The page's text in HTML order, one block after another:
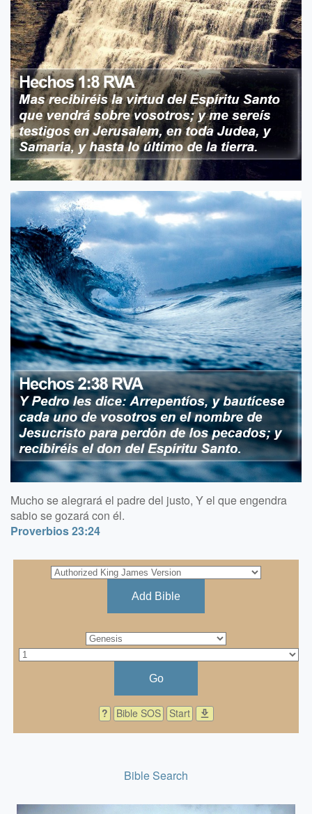
Mucho se alegrará el padre del justo, Y el que engendra
sabio se gozará con él.
Proverbios 23:24
Add Bible
Go
? Bible SOS Start download
Bible Search